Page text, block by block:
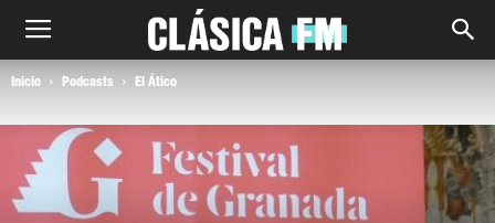
Inicio Podcasts El Ático